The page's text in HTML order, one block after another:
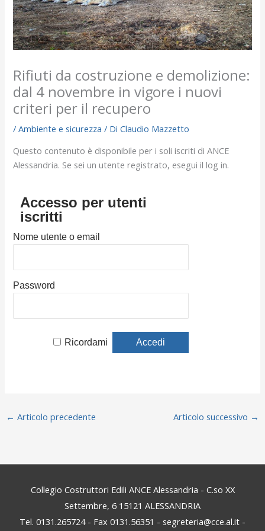
Rifiuti da costruzione e demolizione:
dal 4 novembre in vigore i nuovi
criteri per il recupero
/Ambiente e sicurezza / DiClaudio Mazzetto
Questo contenuto è disponibile per i soli iscriti di ANCE
Alessandria. Se sei un utente registrato, esegui il log in.
Accesso per utenti
iscritti
Nome utente o email
Password
Ricordami
← Articolo precedente Articolo successivo →
Collegio Costruttori Edili ANCE Alessandria - C.so XX
Settembre, 6 15121 ALESSANDRIA
Tel. 0131.265724 - Fax 0131.56351 - segreteria@cce.al.it -